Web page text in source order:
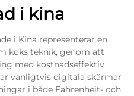
i kina
i Kina representerar en
köks teknik, genom att
med kostnadseffektiv
vanligtvis digitala skärmar
i både Fahrenheit- och